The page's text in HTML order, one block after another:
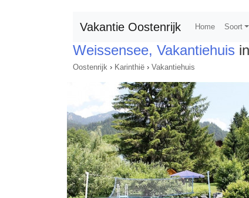
Vakantie Oostenrijk Home Soort
Weissensee, Vakantiehuis
Oostenrijk › Karinthië › Vakantiehuis